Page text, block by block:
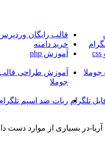
قالب رایگان
خرید دامنه
آموزش php
آموزش طراحی
جوملا
تلگرام ربات ضد اسپم
در بسیاری از موارد دست